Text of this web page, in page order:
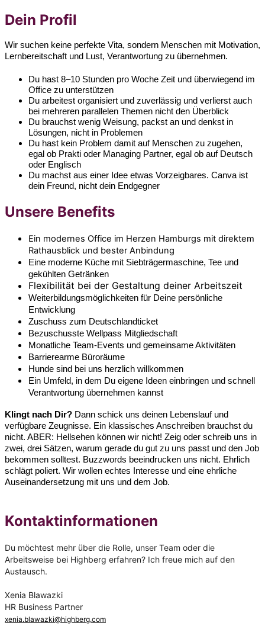
Dein Profil
Wir suchen keine perfekte Vita, sondern Menschen mit Motivation,
Lernbereitschaft und Lust, Verantwortung zu übernehmen.
Du hast 8–10 Stunden pro Woche Zeit und überwiegend im
Office zu unterstützen
Du arbeitest organisiert und zuverlässig und verlierst auch
bei mehreren parallelen Themen nicht den Überblick
Du brauchst wenig Weisung, packst an und denkst in
Lösungen, nicht in Problemen
Du hast kein Problem damit auf Menschen zu zugehen,
egal ob Prakti oder Managing Partner, egal ob auf Deutsch
oder Englisch
Du machst aus einer Idee etwas Vorzeigbares. Canva ist
dein Freund, nicht dein Endgegner
Unsere Benefits
Ein modernes Office im Herzen Hamburgs mit direktem
Rathausblick und bester Anbindung
Eine moderne Küche mit Siebträgermaschine, Tee und
gekühlten Getränken
Flexibilität bei der Gestaltung deiner Arbeitszeit
Weiterbildungsmöglichkeiten für Deine persönliche
Entwicklung
Zuschuss zum Deutschlandticket
Bezuschusste Wellpass Mitgliedschaft
Monatliche Team-Events und gemeinsame Aktivitäten
Barrierearme Büroräume
Hunde sind bei uns herzlich willkommen
Ein Umfeld, in dem Du eigene Ideen einbringen und schnell
Verantwortung übernehmen kannst
Klingt nach Dir? Dann schick uns deinen Lebenslauf und
verfügbare Zeugnisse. Ein klassisches Anschreiben brauchst du
nicht. ABER: Hellsehen können wir nicht! Zeig oder schreib uns in
zwei, drei Sätzen, warum gerade du gut zu uns passt und den Job
bekommen solltest. Buzzwords beeindrucken uns nicht. Ehrlich
schlägt poliert. Wir wollen echtes Interesse und eine ehrliche
Auseinandersetzung mit uns und dem Job.
Kontaktinformationen
Du möchtest mehr über die Rolle, unser Team oder die
Arbeitsweise bei Highberg erfahren? Ich freue mich auf den
Austausch.
Xenia Blawazki
HR Business Partner
xenia.blawazki@highberg.com